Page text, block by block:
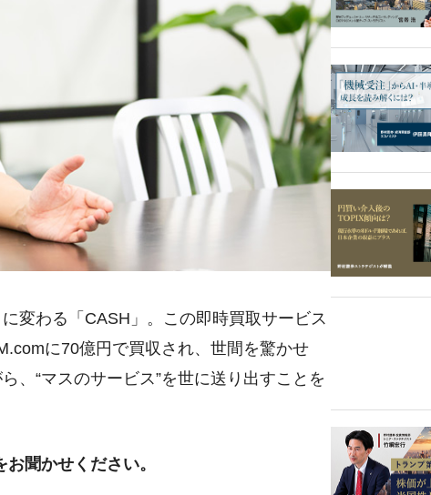
変わる「CASH」。この即時買取サービス
に70億円で買収され、世間を驚かせ
、“マスのサービス”を世に送り出すことを
聞かせください。